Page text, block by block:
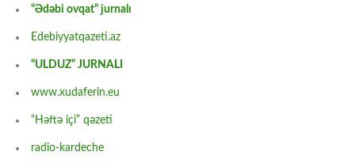
“Ədəbi ovqat” jurnalı
Edebiyyatqazeti.az
“ULDUZ” JURNALI
www.xudaferin.eu
“Həftə içi” qəzeti
radio-kardeche